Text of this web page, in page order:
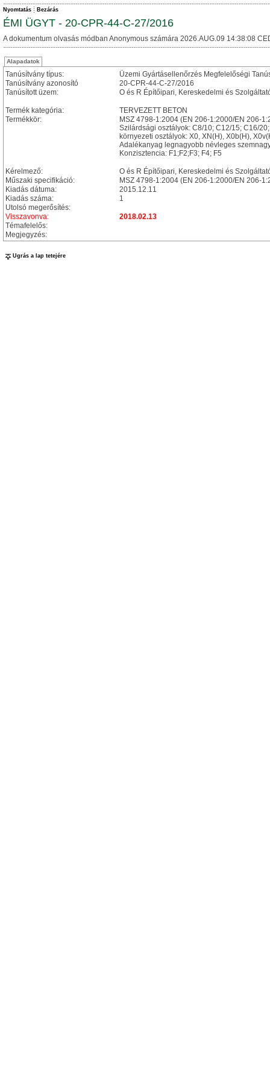
Nyomtatás Bezárás
ÉMI ÜGYT - 20-CPR-44-C-27/2016
A dokumentum olvasás módban Anonymous számára 2026.AUG.09 14:38:08
Alapadatok
Tanúsítvány típus:
Üzemi Gyártásellenőrzés Megfelelőségi
Tanúsítvány azonosító
20-CPR-44-C-27/2016
Tanúsított üzem:
O és R Építőipari, Kereskedelmi és
Termék kategória:
TERVEZETT BETON
Termékkör:
MSZ 4798-1:2004 (EN 206-1:2000/EN 206-
Szilárdsági osztályok: C8/10; C12/15; C16/
környezeti osztályok: X0, XN(H), X0b(H),
Adalékanyag legnagyobb névleges
Konzisztencia: F1;F2;F3; F4; F5
Kérelmező:
O és R Építőipari, Kereskedelmi és
Műszaki specifikáció:
MSZ 4798-1:2004 (EN 206-1:2000/EN 206-
Kiadás dátuma:
2015.12.11
Kiadás száma:
1
Utolsó megerősítés:
Visszavonva:
2018.02.13
Témafelelős:
Megjegyzés:
Ugrás a lap tetejére